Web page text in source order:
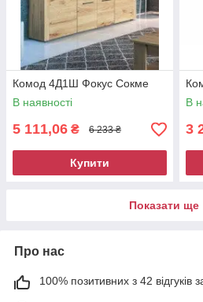
Комод 4Д1Ш Фокус Сокме
В наявності
5 111,06 ₴ 6 233 ₴
Купити
В
3
Показати ще
Про нас
100% позитивних з 42 відгуків